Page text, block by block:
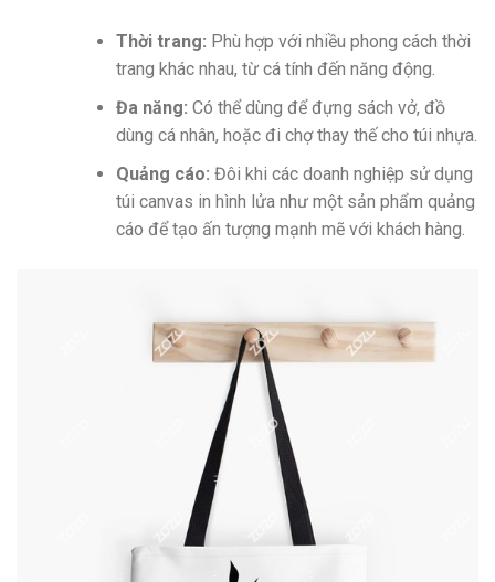
Thời trang: Phù hợp với nhiều phong cách thời
trang khác nhau, từ cá tính đến năng động.
Đa năng: Có thể dùng để đựng sách vở, đồ
dùng cá nhân, hoặc đi chợ thay thế cho túi nhựa.
Quảng cáo: Đôi khi các doanh nghiệp sử dụng
túi canvas in hình lửa như một sản phẩm quảng
cáo để tạo ấn tượng mạnh mẽ với khách hàng.